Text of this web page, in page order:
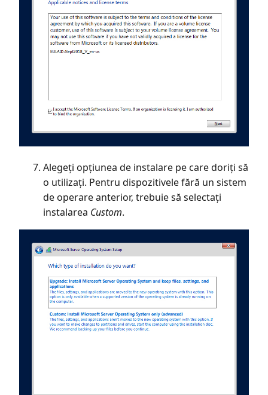
Alegeți opțiunea de instalare pe care doriți să
o utilizați. Pentru dispozitivele fără un sistem
de operare anterior, trebuie să selectați
instalarea Custom.